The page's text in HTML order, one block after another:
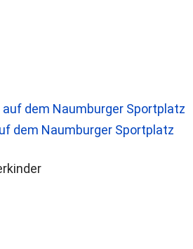
dem Naumburger Sportplatz